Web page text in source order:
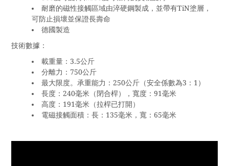
耐磨的磁性接觸區域由淬硬鋼製成，並帶有TiN塗層，
可防止損壞並保證長壽命
德國製造
技術數據：
載重量：3.5公斤
分離力：750公斤
最大限度。承重能力：250公斤（安全係數為3：1）
長度：240毫米（閉合桿），寬度：91毫米
高度：191毫米（拉桿已打開）
電磁接觸面積：長：135毫米，寬：65毫米